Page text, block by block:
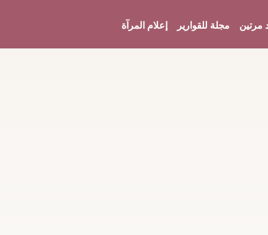
مرتين مجلة للقوارير إعلام المرآة